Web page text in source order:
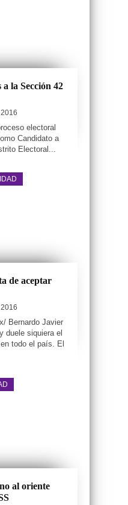
la Sección 42
electoral
Candidato a
Electoral...
de aceptar
Bernardo Javier
duele siquiera el
todo el país. El
al oriente